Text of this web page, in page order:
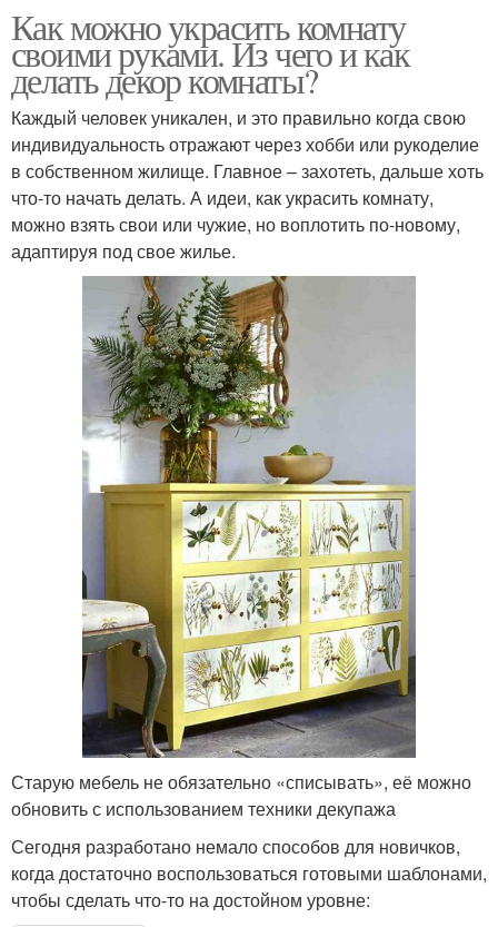
Как можно украсить комнату
своими руками. Из чего и как
делать декор комнаты?
Каждый человек уникален, и это правильно когда свою
индивидуальность отражают через хобби или рукоделие
в собственном жилище. Главное – захотеть, дальше хоть
что-то начать делать. А идеи, как украсить комнату,
можно взять свои или чужие, но воплотить по-новому,
адаптируя под свое жилье.
Старую мебель не обязательно «списывать», её можно
обновить с использованием техники декупажа
Сегодня разработано немало способов для новичков,
когда достаточно воспользоваться готовыми шаблонами,
чтобы сделать что-то на достойном уровне: